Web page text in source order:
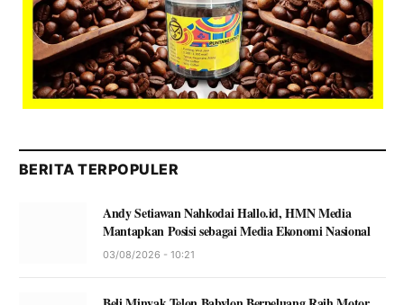
BERITA TERPOPULER
Andy Setiawan Nahkodai Hallo.id, HMN Media
Mantapkan Posisi sebagai Media Ekonomi Nasional
03/08/2026 - 10:21